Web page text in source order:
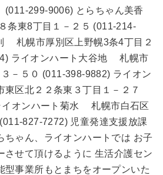
299-9006) とらちゃん美香
東8丁目１－２５ (011-214-
札幌市厚別区上野幌3条4丁目２
ライオンハート大谷地 札幌市
－５０ (011-398-9882) ライオン
区北２２条東３丁目１－２７
イオンハート菊水 札幌市白石区
827-7272) 児童発達支援放課
ちゃん、ライオンハートでは お子
させて頂けるように 生活介護セン
型事業所もとまちをオープンいた